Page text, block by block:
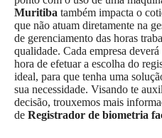
Muritiba também impacta o
que não atuam diretamente na
de gerenciamento das horas
qualidade. Cada empresa
hora de efetuar a escolha do
ideal, para que tenha uma
sua necessidade. Visando te
decisão, trouxemos mais
de Registrador de biometria